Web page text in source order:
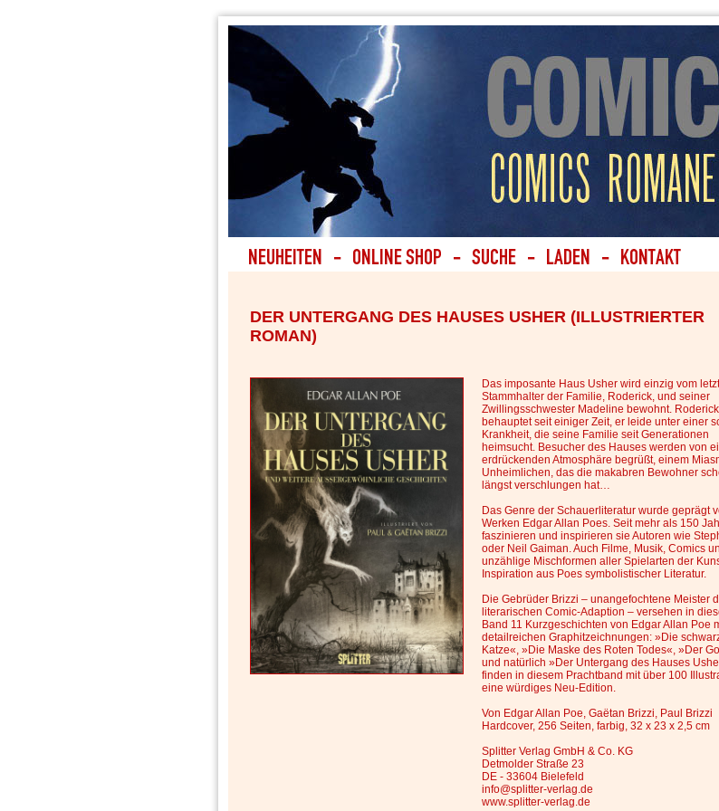
DER UNTERGANG DES HAUSES USHER (ILLUSTRIERTER
ROMAN)
Das imposante Haus Usher wird einzig vom
Stammhalter der Familie, Roderick, und seiner
Zwillingsschwester Madeline bewohnt. Roderick
behauptet seit einiger Zeit, er leide unter einer
Krankheit, die seine Familie seit Generationen
heimsucht. Besucher des Hauses werden von
erdrückenden Atmosphäre begrüßt, einem
Unheimlichen, das die makabren Bewohner
längst verschlungen hat…
Das Genre der Schauerliteratur wurde geprägt
Werken Edgar Allan Poes. Seit mehr als 150
faszinieren und inspirieren sie Autoren wie
oder Neil Gaiman. Auch Filme, Musik, Comics
unzählige Mischformen aller Spielarten der
Inspiration aus Poes symbolistischer Literatur.
Die Gebrüder Brizzi – unangefochtene Meister
literarischen Comic-Adaption – versehen in
Band 11 Kurzgeschichten von Edgar Allan Poe
detailreichen Graphitzeichnungen: »Die
Katze«, »Die Maske des Roten Todes«, »Der
und natürlich »Der Untergang des Hauses
finden in diesem Prachtband mit über 100
eine würdiges Neu-Edition.
Von Edgar Allan Poe, Gaëtan Brizzi, Paul Brizzi
Hardcover, 256 Seiten, farbig, 32 x 23 x 2,5 cm
Splitter Verlag GmbH & Co. KG
Detmolder Straße 23
DE - 33604 Bielefeld
info@splitter-verlag.de
www.splitter-verlag.de